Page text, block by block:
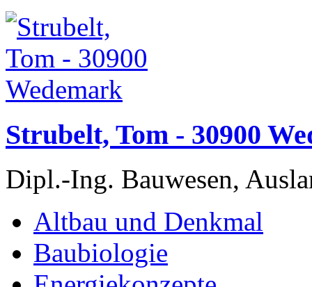
Strubelt, Tom - 30900
Dipl.-Ing. Bauwesen,
Altbau und Denkmal
Baubiologie